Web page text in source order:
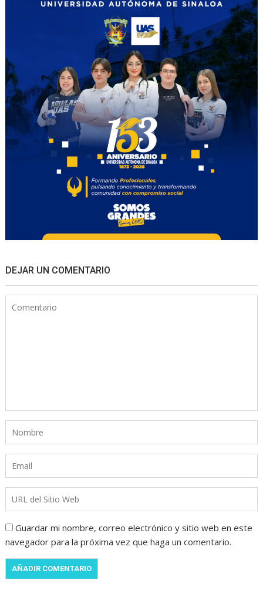
DEJAR UN COMENTARIO
Guardar mi nombre, correo electrónico y sitio web en este
navegador para la próxima vez que haga un comentario.